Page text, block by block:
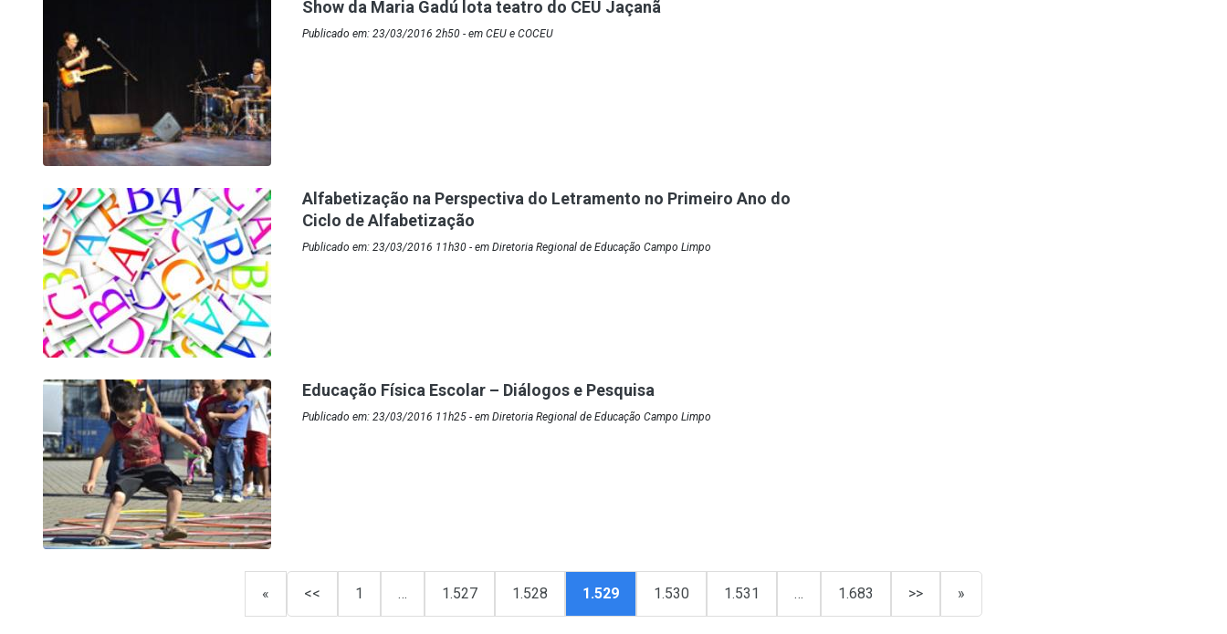
Show da Maria Gadú lota teatro do CEU Jaçanã
Publicado em: 23/03/2016 2h50 - em CEU e COCEU
Alfabetização na Perspectiva do Letramento no Primeiro Ano do
Ciclo de Alfabetização
Publicado em: 23/03/2016 11h30 - em Diretoria Regional de Educação Campo Limpo
Educação Física Escolar – Diálogos e Pesquisa
Publicado em: 23/03/2016 11h25 - em Diretoria Regional de Educação Campo Limpo
« << 1 … 1.527 1.528 1.529 1.530 1.531 … 1.683 >> »